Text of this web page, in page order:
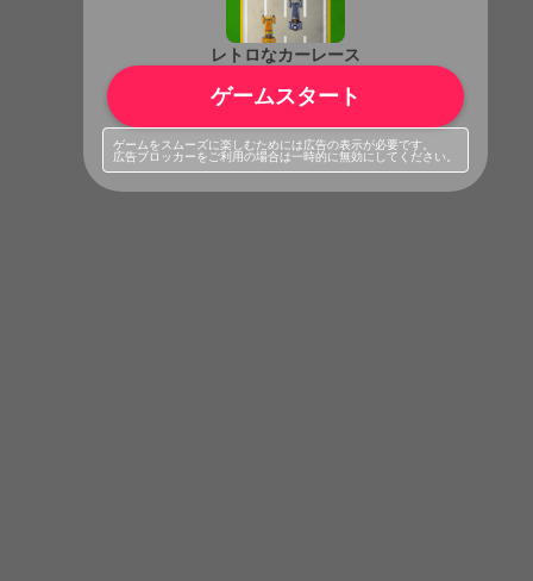
レトロなカーレース
ゲームスタート
ゲームをスムーズに楽しむためには広告の表示が必要です。
広告ブロッカーをご利用の場合は一時的に無効にしてください。